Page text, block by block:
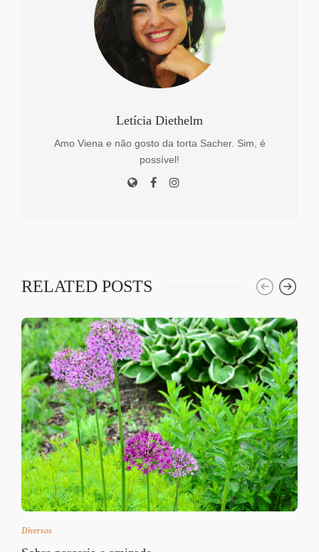
Letícia Diethelm
Amo Viena e não gosto da torta Sacher. Sim, é
possível!
RELATED POSTS
Diversos